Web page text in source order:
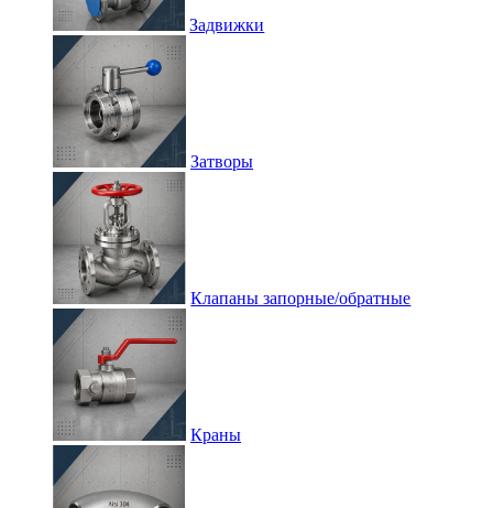
Задвижки
Затворы
Клапаны запорные/обратные
Краны